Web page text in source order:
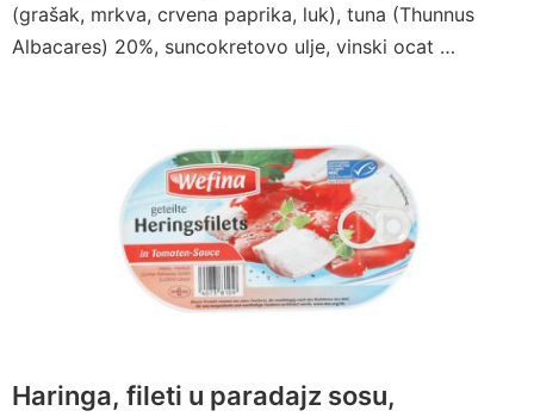
(grašak, mrkva, crvena paprika, luk), tuna (Thunnus
Albacares) 20%, suncokretovo ulje, vinski ocat …
Haringa, fileti u paradajz sosu,